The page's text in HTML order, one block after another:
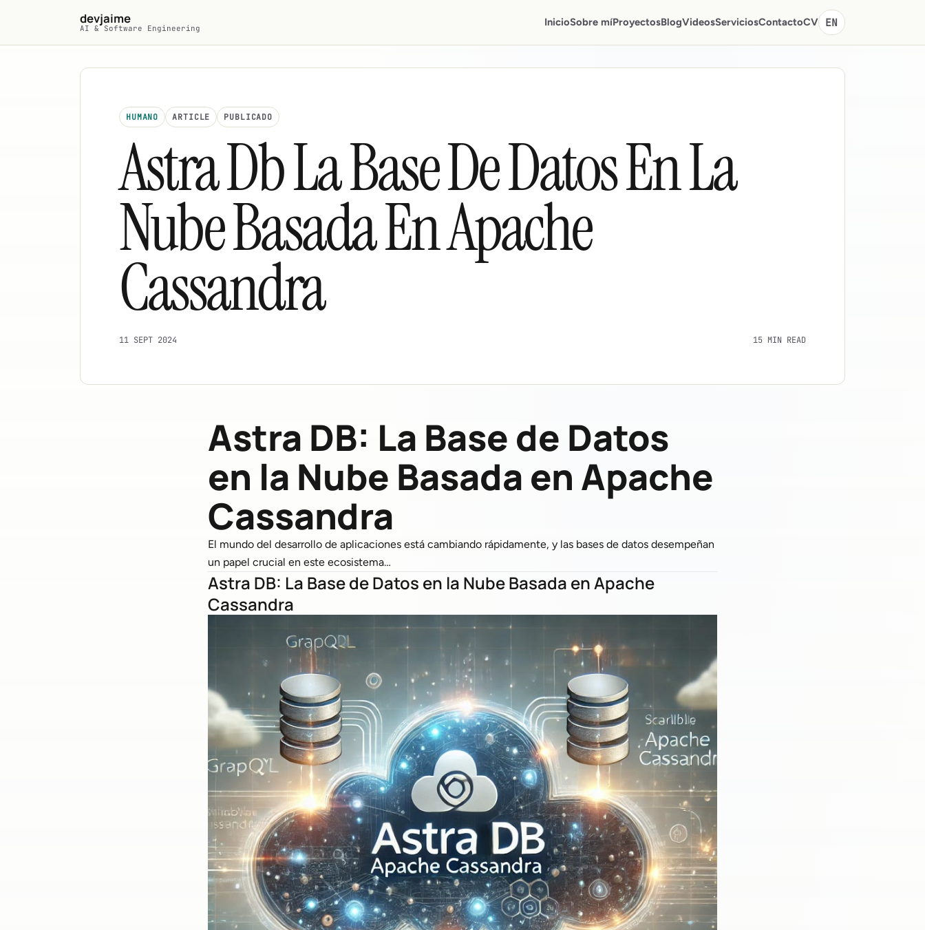
Saltar al contenido principal
devjaime
AI & Software Engineering InicioSobre míProyectosBlogVideosServiciosContactoCV EN
HUMANO ARTICLE PUBLICADO
Astra Db La Base De Datos En La
Nube Basada En Apache
Cassandra
11 SEPT 2024 15 MIN READ
Astra DB: La Base de Datos
en la Nube Basada en Apache
Cassandra
El mundo del desarrollo de aplicaciones está cambiando rápidamente, y las bases de datos desempeñan
un papel crucial en este ecosistema…
Astra DB: La Base de Datos en la Nube Basada en Apache
Cassandra